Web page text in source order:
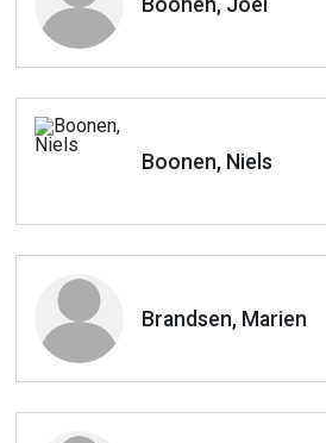
Boonen, Niels
Brandsen, Marien